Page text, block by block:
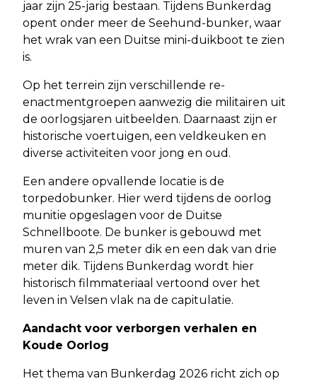
jaar zijn 25-jarig bestaan. Tijdens Bunkerdag
opent onder meer de Seehund-bunker, waar
het wrak van een Duitse mini-duikboot te zien
is.
Op het terrein zijn verschillende re-
enactmentgroepen aanwezig die militairen uit
de oorlogsjaren uitbeelden. Daarnaast zijn er
historische voertuigen, een veldkeuken en
diverse activiteiten voor jong en oud.
Een andere opvallende locatie is de
torpedobunker. Hier werd tijdens de oorlog
munitie opgeslagen voor de Duitse
Schnellboote. De bunker is gebouwd met
muren van 2,5 meter dik en een dak van drie
meter dik. Tijdens Bunkerdag wordt hier
historisch filmmateriaal vertoond over het
leven in Velsen vlak na de capitulatie.
Aandacht voor verborgen verhalen en
Koude Oorlog
Het thema van Bunkerdag 2026 richt zich op